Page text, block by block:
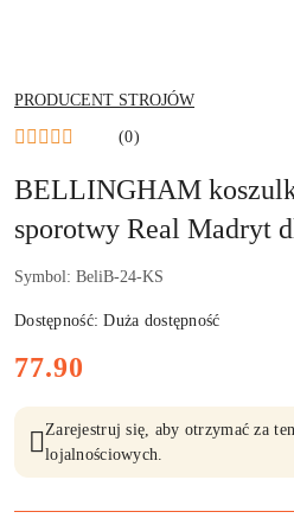
NAZWA
PRODUCENTA:
PRODUCENT STROJÓW
(0)
BELLINGHAM
sporotwy Real Madryt
Symbol: BeliB-24-KS
Dostępność:Duża dostępność
cena:
77.90
Zarejestruj się, aby otrzymać za
lojalnościowych.